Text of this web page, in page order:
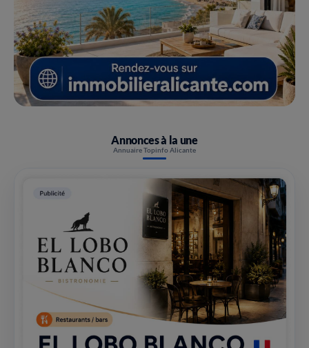
Annonces à la une
Annuaire Topinfo Alicante